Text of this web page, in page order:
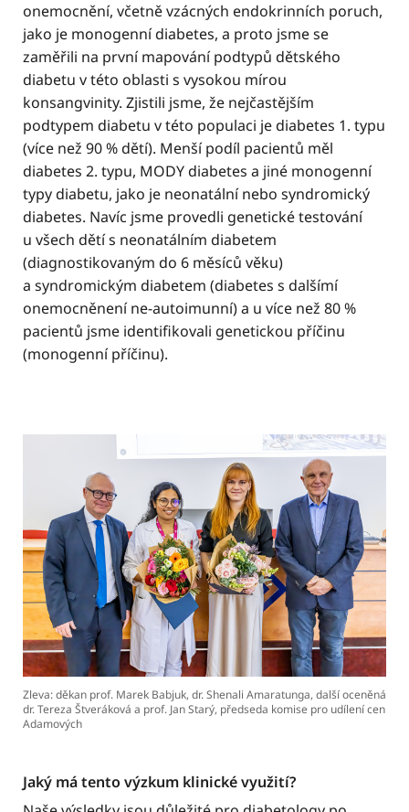
onemocnění, včetně vzácných endokrinních poruch,
jako je monogenní diabetes, a proto jsme se
zaměřili na první mapování podtypů dětského
diabetu v této oblasti s vysokou mírou
konsangvinity. Zjistili jsme, že nejčastějším
podtypem diabetu v této populaci je diabetes 1. typu
(více než 90 % dětí). Menší podíl pacientů měl
diabetes 2. typu, MODY diabetes a jiné monogenní
typy diabetu, jako je neonatální nebo syndromický
diabetes. Navíc jsme provedli genetické testování
u všech dětí s neonatálním diabetem
(diagnostikovaným do 6 měsíců věku)
a syndromickým diabetem (diabetes s dalšímí
onemocněnení ne-autoimunní) a u více než 80 %
pacientů jsme identifikovali genetickou příčinu
(monogenní příčinu).
Zleva: děkan prof. Marek Babjuk, dr. Shenali Amaratunga, další oceněná
dr. Tereza Štveráková a prof. Jan Starý, předseda komise pro udílení cen
Adamových
Jaký má tento výzkum klinické využití?